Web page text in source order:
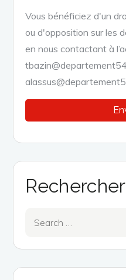
Vous bénéficiez d'un
ou d'opposition sur les
en nous contactant à
Rechercher